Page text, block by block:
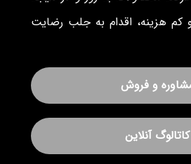
کم هزینه، اقدام به جلب رضایت
و فروش
کاتالوگ آنلاین